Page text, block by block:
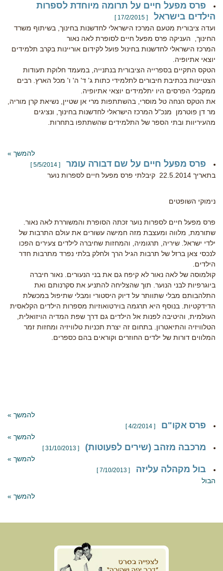
פרס מפעל חיים על תרומה מיוחדת לספרות
הילדים בישראל
[ 17/2/2015 ]
ועדה ציבורית מטעם המרכז הישראלי לחדשנות בחינוך, בשיתוף משרד
החינוך, העניקה פרס מפעל חיים לסופרת לאה נאור
המרכז הישראלי לחדשנות בחינול פועל לקידום אוריינות בקרב תלמידים
יוצאי אתיופיה.
הטקס התקיים בספרייה הציבורית בנתנייה, במעמד חלוקת תעודות
הצטיינות בכתיבת חיבורים לתלמידי כתות ג' ד' ה' ו' מכל הארץ. רבים
ממקבלי הפרסים היו יתלמידים יוצאי אתיופיה.
את הטקס הנחה טל מוסרי, בהשתתפות מרי אן שטיין, נשיאת קרן מוריה,
מר דן פוטרמן מנכ"ל המרכז הישראלי לחדשנות בחינוך, ונציגים
מהעיריוות ובתי הספר של התלמידים שהשתתפו בתחרות.
להמשך »
פרס מפעל חיים על שם דבורה עומר [ 5/5/2014 ]
בתאריך 22.5.2014 קיבלתי פרס מפעל חיים לספרות נוער
נימוקי השופטים
פרס מפעל חיים לספרות נוער זכתה הסופרת והמשוררת לאה נאור.
שתורמת, מלווה ומעצבת מזה חמישה עשורים את עולם התרבות של
ילדי ישראל. שיריה, תרגומיה, והמחזות שחיברה לילדים צעירים הפכו
לנכסי צאן ברזל של תרבות הגיל הרך ולחלק בלתי נפרד מתרבות חדר
הילדים.
קולמוסה של לאה נאור לא קיפח גם את בני הנעורים. נאור חיברה
ביוגרפיות לבני הנוער. תוך שהצליחה להתניע את סקרנותם ואת
התלהבותם מבלי שתוותר על דיוק היסטורי ומבלי שתיפול במכשלת
הדידקטיות. בנוסף היא תרגמה בוירטואוזיות מספרות הילדים הקלאסית
העולמית, והיטיבה לפנות אל הילדים גם דרך שפת המדיה הויזואלית,
הטלוויזיה והתיאטרון. בתחום זה יצרת תכניות טלוויזיה ומחזות זמר
המלווים דורות של ילדים החוזרים וקוראים בהם כספרים.
להמשך »
פרס אקו"ם [ 4/2/2014 ]
להמשך »
מרכבה מזהב (שירים לפעוטות) [ 31/10/2013 ]
להמשך »
בול מקהלה עליזה [ 7/10/2013 ]
הבול
להמשך »